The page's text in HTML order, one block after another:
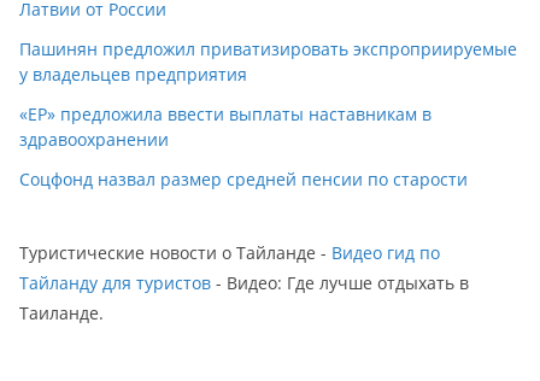
Латвии от России
Пашинян предложил приватизировать экспроприируемые
у владельцев предприятия
«ЕР» предложила ввести выплаты наставникам в
здравоохранении
Соцфонд назвал размер средней пенсии по старости
Туристические новости о Тайланде - Видео гид по
Тайланду для туристов - Видео: Где лучше отдыхать в
Таиланде.